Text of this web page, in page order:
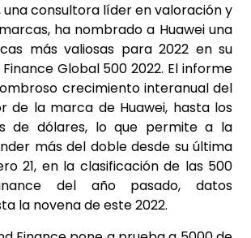
una consultora líder en valoración y
ha nombrado a Huawei una
más valiosas para 2022 en su
Global 500 2022. El informe
crecimiento interanual del
de la marca de Huawei, hasta los
de dólares, lo que permite a la
más del doble desde su última
21, en la clasificación de las 500
del año pasado, datos
la novena de este 2022.